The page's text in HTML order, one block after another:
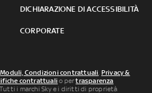
DICHIARAZIONE DI ACCESSIBILITÀ
CORPORATE
Moduli, Condizioni contrattuali, Privacy &
contrattuali o pertrasparenza
i marchi Sky e i diritti di proprietà